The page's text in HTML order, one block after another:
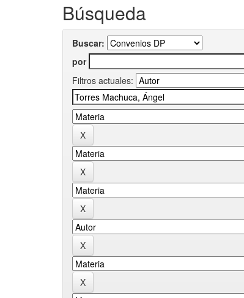
Búsqueda
Buscar:
por
Filtros actuales: